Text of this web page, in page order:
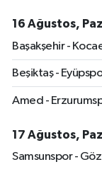
16 Ağustos,
Başakşehir -
Beşiktaş -
Amed -
17 Ağustos,
Samsunspor -